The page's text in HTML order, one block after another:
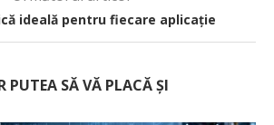
ideală pentru fiecare aplicație
PUTEA SĂ VĂ PLACĂ ȘI